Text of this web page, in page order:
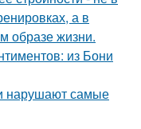
а в
образе жизни.
из Бони
нарушают самые